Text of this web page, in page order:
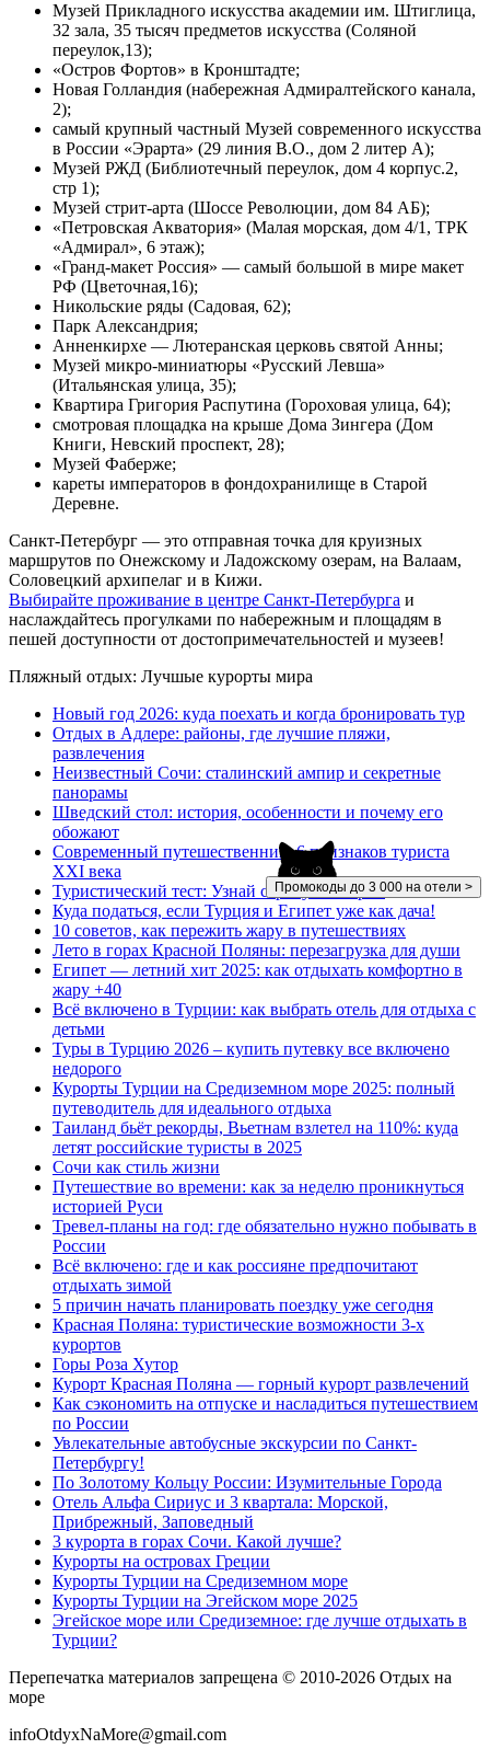
Промокоды до 3 000 на отели >
Музей Прикладного искусства академии им. Штиглица,
32 зала, 35 тысяч предметов искусства (Соляной
переулок,13);
«Остров Фортов» в Кронштадте;
Новая Голландия (набережная Адмиралтейского канала,
2);
самый крупный частный Музей современного искусства
в России «Эрарта» (29 линия В.О., дом 2 литер А);
Музей РЖД (Библиотечный переулок, дом 4 корпус.2,
стр 1);
Музей стрит-арта (Шоссе Революции, дом 84 АБ);
«Петровская Акватория» (Малая морская, дом 4/1, ТРК
«Адмирал», 6 этаж);
«Гранд-макет Россия» — самый большой в мире макет
РФ (Цветочная,16);
Никольские ряды (Садовая, 62);
Парк Александрия;
Анненкирхе — Лютеранская церковь святой Анны;
Музей микро-миниатюры «Русский Левша»
(Итальянская улица, 35);
Квартира Григория Распутина (Гороховая улица, 64);
смотровая площадка на крыше Дома Зингера (Дом
Книги, Невский проспект, 28);
Музей Фаберже;
кареты императоров в фондохранилище в Старой
Деревне.
Санкт-Петербург — это отправная точка для круизных
маршрутов по Онежскому и Ладожскому озерам, на Валаам,
Соловецкий архипелаг и в Кижи.
Выбирайте проживание в центре Санкт-Петербурга и
наслаждайтесь прогулками по набережным и площадям в
пешей доступности от достопримечательностей и музеев!
Пляжный отдых: Лучшые курорты мира
Новый год 2026: куда поехать и когда бронировать тур
Отдых в Адлере: районы, где лучшие пляжи,
развлечения
Неизвестный Сочи: сталинский ампир и секретные
панорамы
Шведский стол: история, особенности и почему его
обожают
Современный путешественник: 6 признаков туриста
XXI века
Туристический тест: Узнай страну по морю!
Куда податься, если Турция и Египет уже как дача!
10 советов, как пережить жару в путешествиях
Лето в горах Красной Поляны: перезагрузка для души
Египет — летний хит 2025: как отдыхать комфортно в
жару +40
Всё включено в Турции: как выбрать отель для отдыха с
детьми
Туры в Турцию 2026 – купить путевку все включено
недорого
Курорты Турции на Средиземном море 2025: полный
путеводитель для идеального отдыха
Таиланд бьёт рекорды, Вьетнам взлетел на 110%: куда
летят российские туристы в 2025
Сочи как стиль жизни
Путешествие во времени: как за неделю проникнуться
историей Руси
Тревел-планы на год: где обязательно нужно побывать в
России
Всё включено: где и как россияне предпочитают
отдыхать зимой
5 причин начать планировать поездку уже сегодня
Красная Поляна: туристические возможности 3-х
курортов
Горы Роза Хутор
Курорт Красная Поляна — горный курорт развлечений
Как сэкономить на отпуске и насладиться путешествием
по России
Увлекательные автобусные экскурсии по Санкт-
Петербургу!
По Золотому Кольцу России: Изумительные Города
Отель Альфа Сириус и 3 квартала: Морской,
Прибрежный, Заповедный
3 курорта в горах Сочи. Какой лучше?
Курорты на островах Греции
Курорты Турции на Средиземном море
Курорты Турции на Эгейском море 2025
Эгейское море или Средиземное: где лучше отдыхать в
Турции?
Перепечатка материалов запрещена © 2010-2026 Отдых на
море
infoOtdyxNaMore@gmail.com